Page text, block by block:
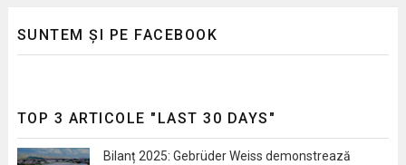
SUNTEM ȘI PE FACEBOOK
TOP 3 ARTICOLE "LAST 30 DAYS"
Bilanț 2025: Gebrüder Weiss demonstrează